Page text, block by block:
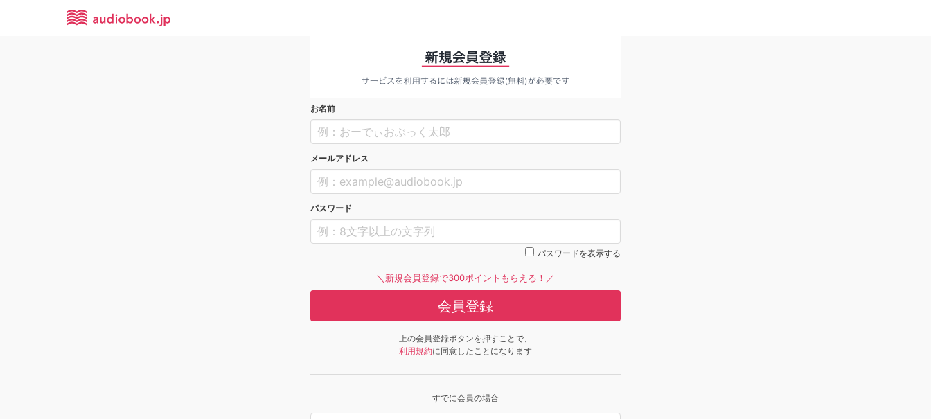
お名前
メールアドレス
パスワード
パスワードを表示する
＼新規会員登録で300ポイントもらえる！／
会員登録
上の会員登録ボタンを押すことで、
利用規約に同意したことになります
すでに会員の場合